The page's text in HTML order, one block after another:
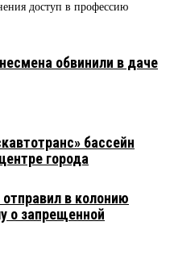
доступ в профессию
обвинили в даче
бассейн
города
в колонию
запрещенной